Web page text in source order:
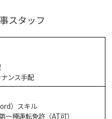
スタッフ
ンス手配
）スキル
一種運転免許（AT可）